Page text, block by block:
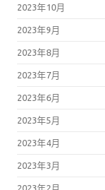
2023年10月
2023年9月
2023年8月
2023年7月
2023年6月
2023年5月
2023年4月
2023年3月
2023年2月